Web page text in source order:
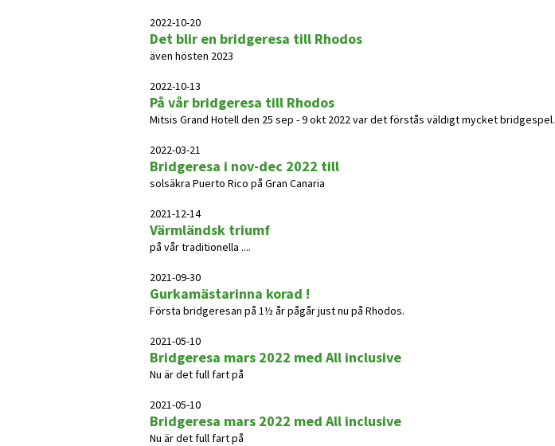
2022-10-20
Det blir en bridgeresa till Rhodos
även hösten 2023
2022-10-13
På vår bridgeresa till Rhodos
Mitsis Grand Hotell den 25 sep - 9 okt 2022 var det förstås väldigt mycket bridgespel.
2022-03-21
Bridgeresa i nov-dec 2022 till
solsäkra Puerto Rico på Gran Canaria
2021-12-14
Värmländsk triumf
på vår traditionella ....
2021-09-30
Gurkamästarinna korad !
Första bridgeresan på 1½ år pågår just nu på Rhodos.
2021-05-10
Bridgeresa mars 2022 med All inclusive
Nu är det full fart på
2021-05-10
Bridgeresa mars 2022 med All inclusive
Nu är det full fart på